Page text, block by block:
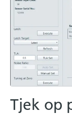
Tjek op